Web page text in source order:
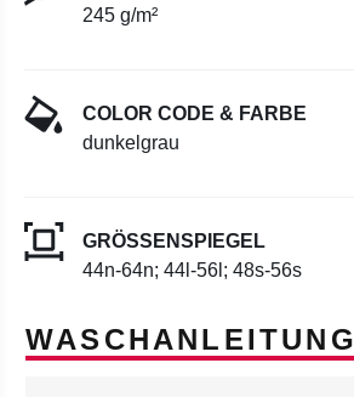
245 g/m²
COLOR CODE & FARBE
dunkelgrau
GRÖSSENSPIEGEL
44n-64n; 44l-56l; 48s-56s
WASCHANLEITUNG